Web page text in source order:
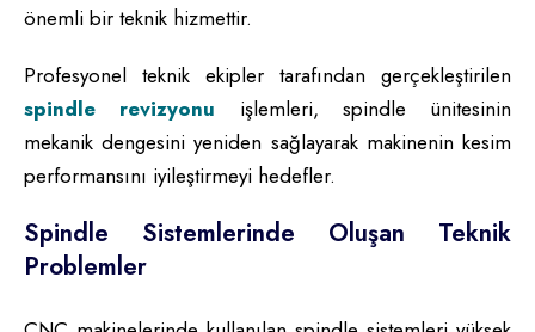
önemli bir teknik hizmettir.
Profesyonel teknik ekipler tarafından gerçekleştirilen
spindle revizyonu işlemleri, spindle ünitesinin
mekanik dengesini yeniden sağlayarak makinenin kesim
performansını iyileştirmeyi hedefler.
Spindle Sistemlerinde Oluşan Teknik
Problemler